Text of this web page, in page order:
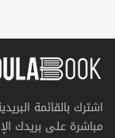
اشترك بالقائمة
مباشرة على بريدك